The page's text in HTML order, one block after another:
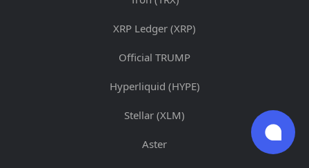
XRP Ledger (XRP)
Official TRUMP
Hyperliquid (HYPE)
Stellar (XLM)
Aster